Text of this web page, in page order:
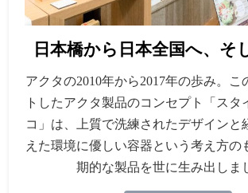
日本橋から日本全国へ、そ
アクタの2010年から2017年の歩み。こ
トしたアクタ製品のコンセプト「スタ
コ」は、上質で洗練されたデザインと
えた環境に優しい容器という考え方の
期的な製品を世に生み出しま